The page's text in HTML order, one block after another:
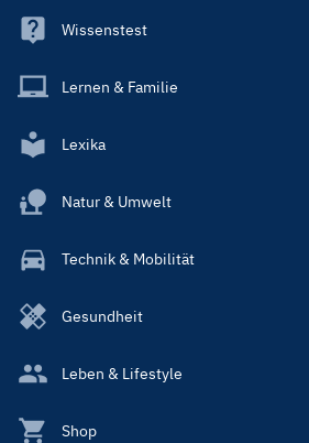
Wissenstest
Lernen & Familie
Lexika
Natur & Umwelt
Technik & Mobilität
Gesundheit
Leben & Lifestyle
Shop